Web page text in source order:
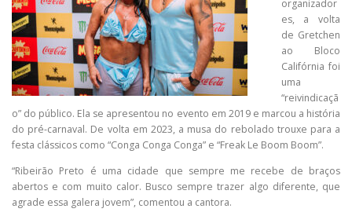
organizador
es, a volta
de Gretchen
ao Bloco
Califórnia foi
uma
“reivindicaçã
o” do público. Ela se apresentou no evento em 2019 e marcou a história
do pré-carnaval. De volta em 2023, a musa do rebolado trouxe para a
festa clássicos como “Conga Conga Conga” e “Freak Le Boom Boom”.
“Ribeirão Preto é uma cidade que sempre me recebe de braços
abertos e com muito calor. Busco sempre trazer algo diferente, que
agrade essa galera jovem”, comentou a cantora.